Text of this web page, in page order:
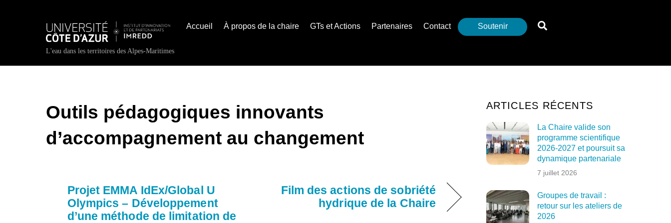
L'eau dans les territoires des Alpes-Maritimes
Accueil À propos de la chaire GTs et Actions Partenaires Contact Soutenir
Outils pédagogiques innovants
d’accompagnement au changement
Projet EMMA IdEx/Global U
Olympics – Développement
d’une méthode de limitation de
Film des actions de sobriété
hydrique de la Chaire
ARTICLES RÉCENTS
La Chaire valide son
programme scientifique
2026-2027 et poursuit sa
dynamique partenariale
7 juillet 2026
Groupes de travail :
retour sur les ateliers de
2026